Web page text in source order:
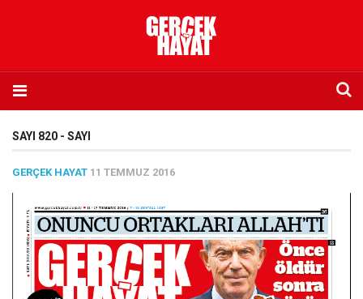
İletişim
Abone olmak istiyorum
Satış noktası listesi
Eksik sayıların temini
SAYI 820 - SAYI
GERÇEK HAYAT 11 TEMMUZ 2016